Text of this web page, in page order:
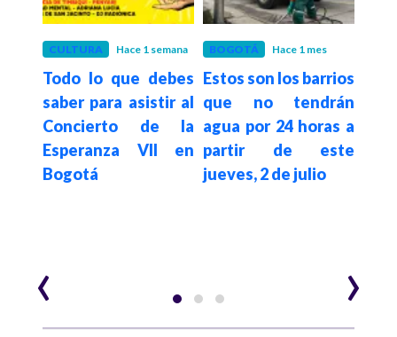
CULTURA Hace 1 semana
Todo lo que debes
saber para asistir al
Concierto de la
Esperanza VII en
Bogotá
BOGOTÁ Hace 1 mes
Estos son los barrios
que no tendrán
agua por 24 horas a
partir de este
jueves, 2 de julio
‹ ›